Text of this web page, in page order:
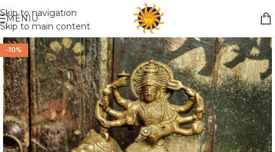
Skip to navigation
Skip to main content
Nemokamas pristatymas į paštomatą apsiperkant už 30€!!
MENIU
-10%